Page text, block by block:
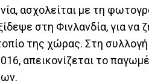
ασχολείται με τη
στη Φινλανδία, για να
της χώρας. Στη
απεικονίζεται το